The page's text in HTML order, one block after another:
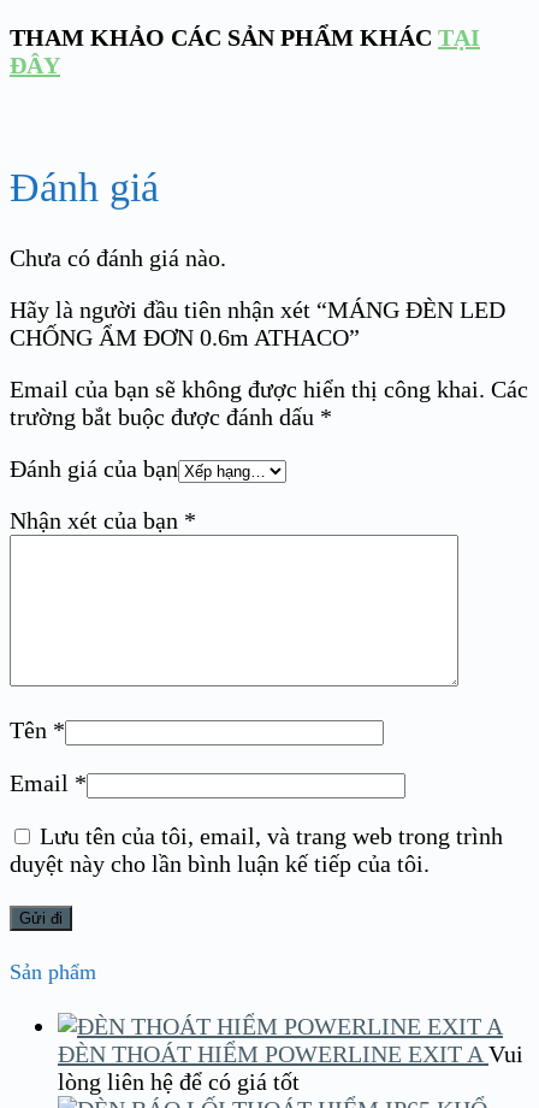
THAM KHẢO CÁC SẢN PHẨM KHÁC TẠI
ĐÂY
Đánh giá
Chưa có đánh giá nào.
Hãy là người đầu tiên nhận xét “MÁNG ĐÈN LED
CHỐNG ẨM ĐƠN 0.6m ATHACO”
Email của bạn sẽ không được hiển thị công khai. Các
trường bắt buộc được đánh dấu *
Đánh giá của bạn
Nhận xét của bạn *
Tên *
Email *
Lưu tên của tôi, email, và trang web trong trình
duyệt này cho lần bình luận kế tiếp của tôi.
Sản phẩm
ĐÈN THOÁT HIỂM POWERLINE EXIT A Vui
lòng liên hệ để có giá tốt